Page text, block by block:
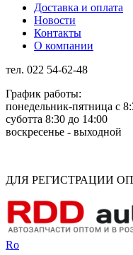
Доставка и оплата
Новости
Контакты
О компании
тел. 022 54-62-48
График работы:
понедельник-пятница с
суботта 8:30 до 14:00
воскресенье - выходной
ДЛЯ РЕГИСТРАЦИИ
Ro